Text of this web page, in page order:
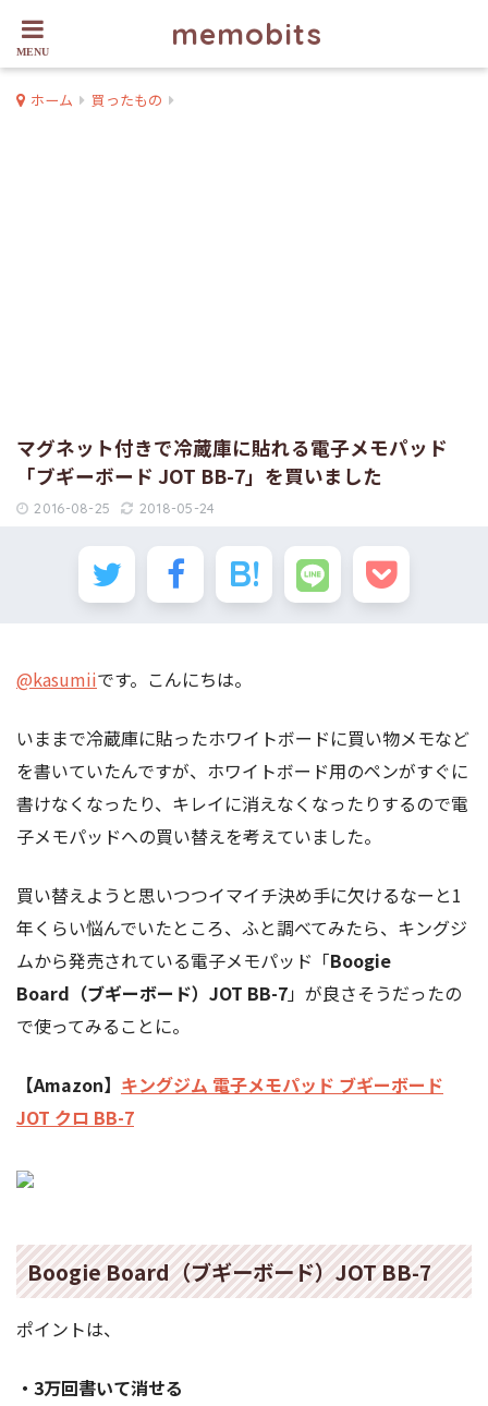
memobits
ホーム 買ったもの
マグネット付きで冷蔵庫に貼れる電子メモパッド
「ブギーボード JOT BB-7」を買いました
2016-08-25 2018-05-24
@kasumiiです。こんにちは。
いままで冷蔵庫に貼ったホワイトボードに買い物メモなど
を書いていたんですが、ホワイトボード用のペンがすぐに
書けなくなったり、キレイに消えなくなったりするので電
子メモパッドへの買い替えを考えていました。
買い替えようと思いつつイマイチ決め手に欠けるなーと1
年くらい悩んでいたところ、ふと調べてみたら、キングジ
ムから発売されている電子メモパッド「Boogie
Board（ブギーボード）JOT BB-7」が良さそうだったの
で使ってみることに。
【Amazon】 キングジム 電子メモパッド ブギーボード
JOT クロ BB-7
Boogie Board（ブギーボード）JOT BB-7
ポイントは、
・3万回書いて消せる